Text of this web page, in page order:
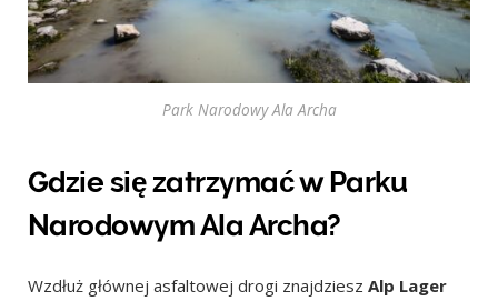
Park Narodowy Ala Archa
Gdzie się zatrzymać w Parku
Narodowym Ala Archa?
Wzdłuż głównej asfaltowej drogi znajdziesz Alp Lager